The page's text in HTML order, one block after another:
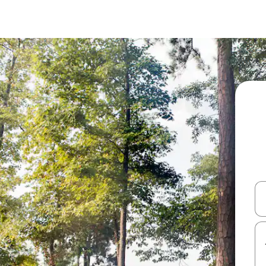
ולמטה או לעיין בעזרת תנועות מגע או החלקה.